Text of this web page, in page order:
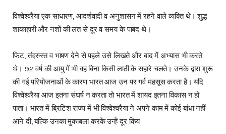
विश्वेश्वरैया एक साधारण, आदर्शवादी व अनुशासन में रहने वाले व्यक्ति थे। शुद्ध
शाकाहारी और नशों की लत से दूर व समय के पाबंद थे।
फिट, तंदरुस्त व भाषण देने से पहले उसे लिखते और बाद में अभ्यास भी करते
थे। 92 वर्ष की आयु में भी वह बिना किसी लाठी के सहारे चलते। उनके द्वारा शुरू
की गई परियोजनाओं के कारण भारत आज उन पर गर्व महसूस करता है। यदि
विश्वेश्वरैया आज इतना संघर्ष न करता तो भारत में शायद इतना विकास न हो
पाता। भारत में ब्रिटिश राज्य में भी विश्वेश्वरैया ने अपने काम में कोई बांधा नहीं
आने दी, बल्कि उनका मुकाबला करके उन्हें दूर किय